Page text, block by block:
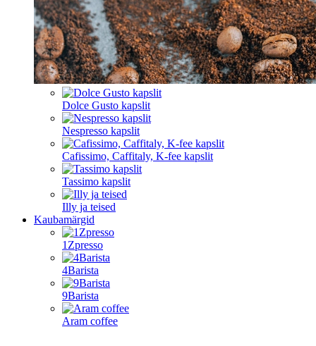
Dolce Gusto kapslit
Nespresso kapslit
Cafissimo, Caffitaly, K-fee kapslit
Tassimo kapslit
Illy ja teised
Kaubamärgid
1Zpresso
4Barista
9Barista
Aram coffee